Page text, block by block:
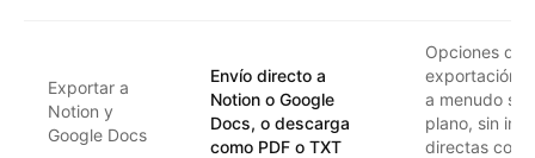
Exportar a
Notion y
Google Docs
Envío directo a
Notion o Google
Docs, o descarga
como PDF o TXT
Opciones de
exportación
a menudo
plano, sin
directas con